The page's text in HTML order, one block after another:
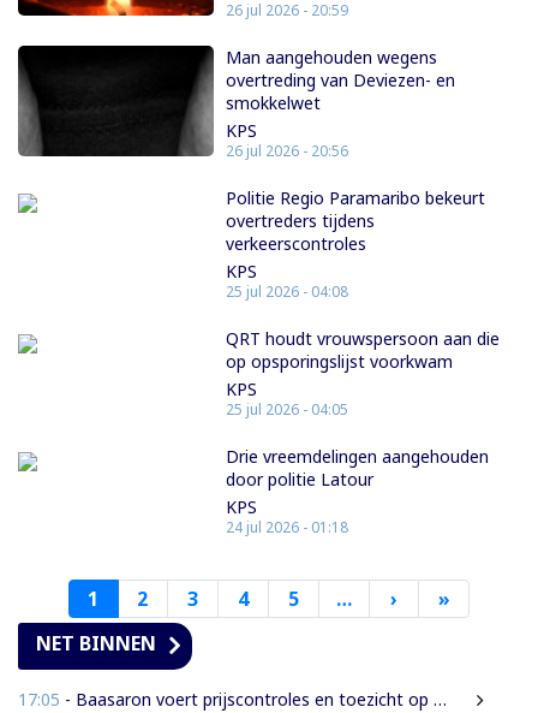
26 jul 2026 - 20:59
Man aangehouden wegens
overtreding van Deviezen- en
smokkelwet
KPS
26 jul 2026 - 20:56
Politie Regio Paramaribo bekeurt
overtreders tijdens
verkeerscontroles
KPS
25 jul 2026 - 04:08
QRT houdt vrouwspersoon aan die
op opsporingslijst voorkwam
KPS
25 jul 2026 - 04:05
Drie vreemdelingen aangehouden
door politie Latour
KPS
24 jul 2026 - 01:18
1 2 3 4 5 … › Volgende
pagina
»
pagina
NET BINNEN
17:05 - Baasaron voert prijscontroles en toezicht op voedselveiligheid op